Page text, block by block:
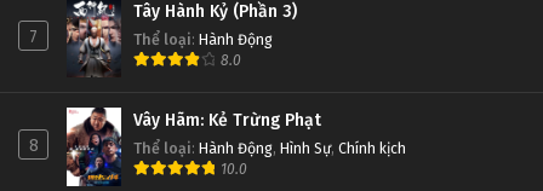
7
Tây Hành Kỷ (Phần 3)
Thể loại: Hành Động
8.0
8
Vây Hãm: Kẻ Trừng Phạt
Thể loại: Hành Động, Hình Sự, Chính kịch
10.0